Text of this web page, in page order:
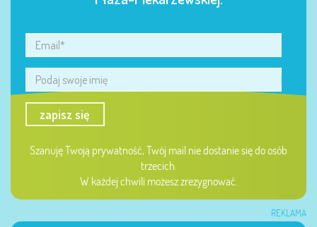
zapisz się
Szanuję Twoją prywatność, Twój mail nie dostanie się do osób
trzecich.
W każdej chwili możesz zrezygnować.
REKLAMA